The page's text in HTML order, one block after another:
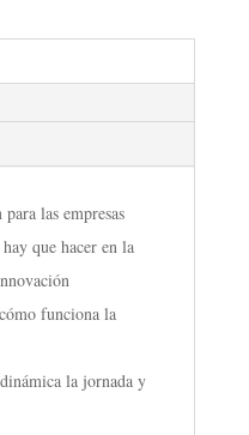
las empresas
que hacer en la
funciona la
la jornada y